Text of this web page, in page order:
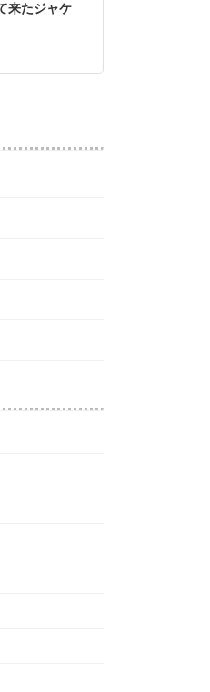
来たジャケ